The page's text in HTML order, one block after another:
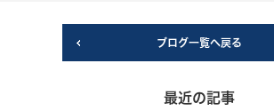
ブログ一覧へ戻る
最近の記事